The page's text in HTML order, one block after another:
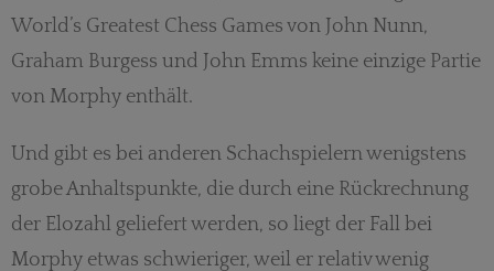
World’s Greatest Chess Games von John Nunn,
Graham Burgess und John Emms keine einzige Partie
von Morphy enthält.
Und gibt es bei anderen Schachspielern wenigstens
grobe Anhaltspunkte, die durch eine Rückrechnung
der Elozahl geliefert werden, so liegt der Fall bei
Morphy etwas schwieriger, weil er relativ wenig